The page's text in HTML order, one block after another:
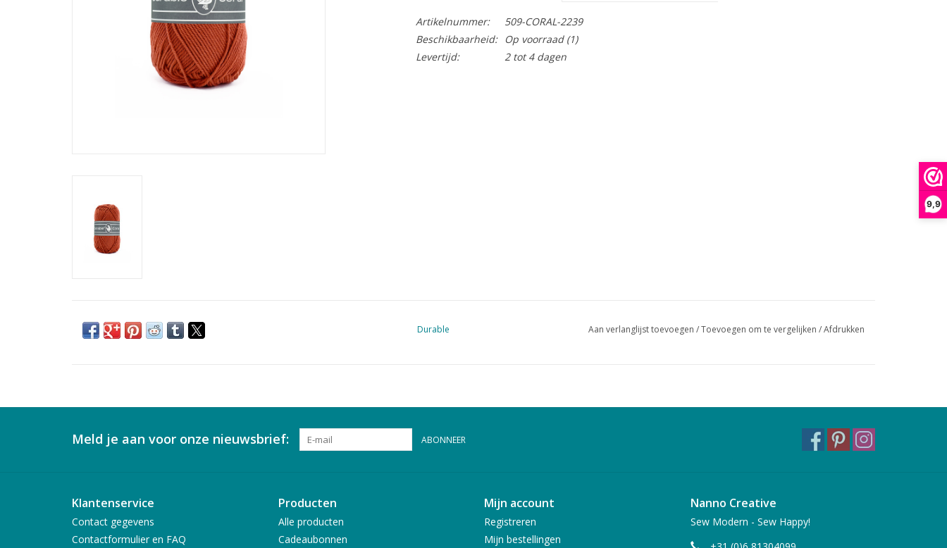
9,9
Artikelnummer:
509-CORAL-2239
Beschikbaarheid:
Op voorraad(1)
Levertijd:
2 tot 4 dagen
Durable Aan verlanglijst toevoegen /Toevoegen om te vergelijken /Afdrukken
Meld je aan voor onze nieuwsbrief: ABONNEER
Klantenservice
Contact gegevens
Contactformulier en FAQ
Producten
Alle producten
Cadeaubonnen
Mijn account
Registreren
Mijn bestellingen
Nanno Creative
Sew Modern - Sew Happy!